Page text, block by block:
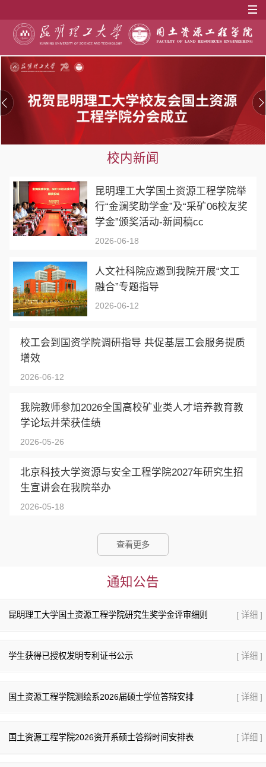
校内新闻
昆明理工大学国土资源工程学院举
行“金澜奖助学金”及“采矿06校友奖
学金”颁奖活动-新闻稿cc
2026-06-18
人文社科院应邀到我院开展“文工
融合”专题指导
2026-06-12
校工会到国资学院调研指导 共促基层工会服务提质
增效
2026-06-12
我院教师参加2026全国高校矿业类人才培养教育教
学论坛并荣获佳绩
2026-05-26
北京科技大学资源与安全工程学院2027年研究生招
生宣讲会在我院举办
2026-05-18
查看更多
通知公告
昆明理工大学国土资源工程学院研究生奖学金评审细则 [ 详细 ]
学生获得已授权发明专利证书公示 [ 详细 ]
国土资源工程学院测绘系2026届硕士学位答辩安排 [ 详细 ]
国土资源工程学院2026资开系硕士答辩时间安排表 [ 详细 ]